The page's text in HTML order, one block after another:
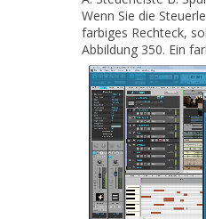
Wenn Sie die
farbiges Rechteck,
Abbildung 350. Ein